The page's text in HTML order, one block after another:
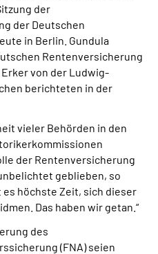
(DGS)der
der Deutschen
in Berlin. Gundula
Rentenversicherung
Erker von der Ludwig-
berichteten in der
vieler Behörden in den
der Rentenversicherung
geblieben, so
es höchste Zeit, sich dieser
Das haben wir getan.“
des
(FNA) seien